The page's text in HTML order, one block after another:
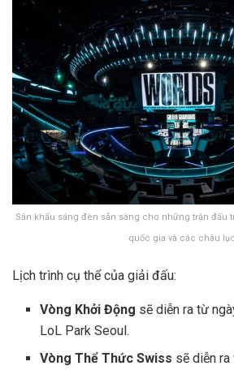
Sân khấu sáng đèn sẵn sàng cho những trận đấu
quốc gia và các châu lục
Lịch trình cụ thể của giải đấu:
Vòng Khởi Động sẽ diễn ra từ
LoL Park Seoul.
Vòng Thể Thức Swiss sẽ diễn